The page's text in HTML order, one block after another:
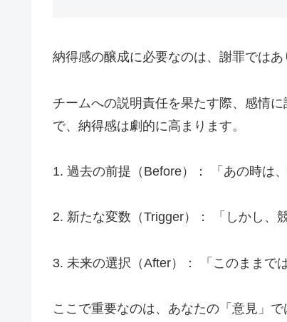
納得感の醸成に必要なのは、謝罪では
チームへの説明責任を果たす際、感情
で、納得感は劇的に高まります。
1. 過去の前提（Before）： 「あの時は
2. 新たな変数（Trigger）： 「しかし、
3. 未来の選択（After）： 「このままで
ここで重要なのは、あなたの「意見」